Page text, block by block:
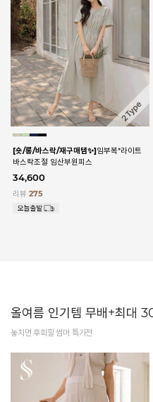
[숏/롱/바스락/재구매템✨]임부복*라이트
바스락조절 임산부원피스
34,600
리뷰 275
올여름 인기템 무배+최대
놓치면 후회할 썸머 특가전